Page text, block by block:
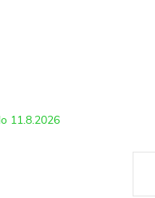
11.8.2026